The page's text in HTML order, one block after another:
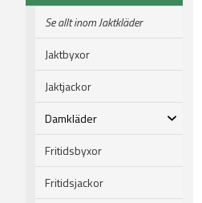
Se allt inom Jaktkläder
Jaktbyxor
Jaktjackor
Damkläder
Fritidsbyxor
Fritidsjackor